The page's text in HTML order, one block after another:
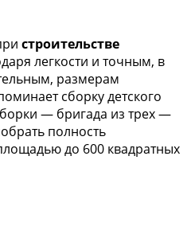
строительстве
легкости и точным, в
размерам
сборку детского
— бригада из трех —
полность
до 600 квадратных